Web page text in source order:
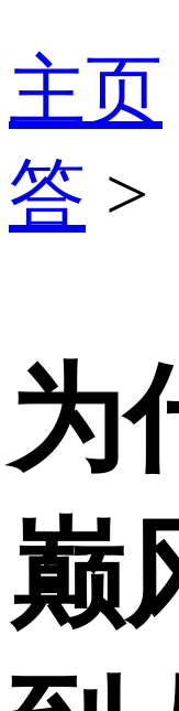
主页
答 >
为
巅